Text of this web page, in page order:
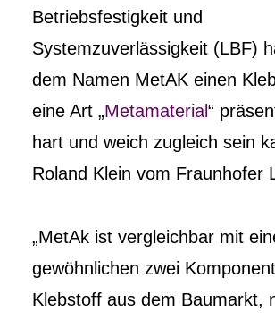
Betriebsfestigkeit und
Systemzuverlässigkeit (LBF)
dem Namen MetAK einen
eine Art „Metamaterial“
hart und weich zugleich sein
Roland Klein vom Fraunhofer
„MetAk ist vergleichbar mit
gewöhnlichen zwei
Klebstoff aus dem Baumarkt,